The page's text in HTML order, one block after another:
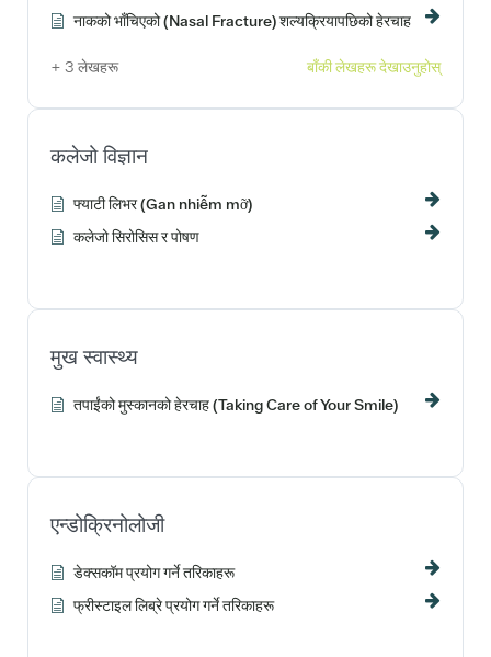
नाकको भाँचिएको (Nasal Fracture) शल्यक्रियापछिको हेरचाह
+ 3 लेखहरू बाँकी लेखहरू देखाउनुहोस्
कलेजो विज्ञान
फ्याटी लिभर (Gan nhiễm mỡ)
कलेजो सिरोसिस र पोषण
मुख स्वास्थ्य
तपाईंको मुस्कानको हेरचाह (Taking Care of Your Smile)
एन्डोक्रिनोलोजी
डेक्सकॉम प्रयोग गर्ने तरिकाहरू
फ्रीस्टाइल लिब्रे प्रयोग गर्ने तरिकाहरू